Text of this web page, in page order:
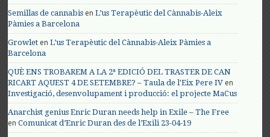
Semillas de cannabis enL’us Terapèutic del Cànnabis-Aleix
Pàmies a Barcelona
Growlet enL’us Terapèutic del Cànnabis-Aleix Pàmies a
Barcelona
QUÈ ENS TROBAREM A LA 2ª EDICIÓ DEL TRASTER DE CAN
RICART AQUEST 4 DE SETEMBRE? – Taula de l'Eix Pere IV en
Investigació, desenvolupament i producció: el projecte MaCus
Anarchist genius Enric Duran needs help in Exile – The Free
enComunicat d’Enric Duran des de l’Exili 23-04-19